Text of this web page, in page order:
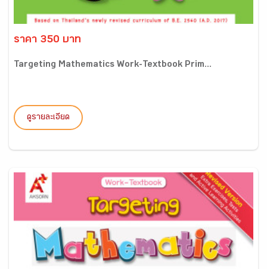
ราคา 350 บาท
Targeting Mathematics Work-Textbook Prim...
ดูรายละเอียด